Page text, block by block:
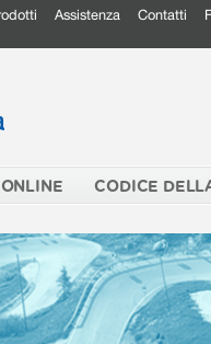
Assistenza Contatti
CODICE